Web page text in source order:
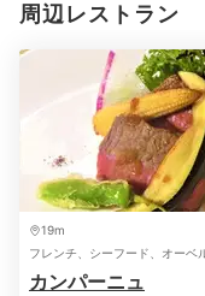
※設備・アメニティは、確
周辺レストラン
19m
フレンチ、シーフード、オーベ
カンパーニュ